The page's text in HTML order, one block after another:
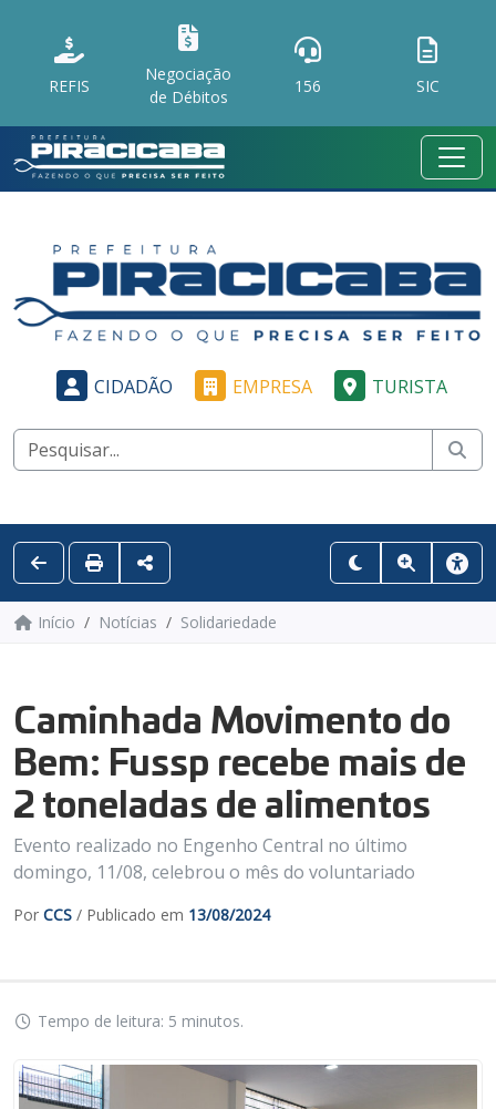
REFIS
Negociação
de Débitos
156 SIC
CIDADÃO EMPRESA TURISTA
Início Notícias Solidariedade
Caminhada Movimento do
Bem: Fussp recebe mais de
2 toneladas de alimentos
Evento realizado no Engenho Central no último
domingo, 11/08, celebrou o mês do voluntariado
Por CCS / Publicado em 13/08/2024
Tempo de leitura: 5 minutos.